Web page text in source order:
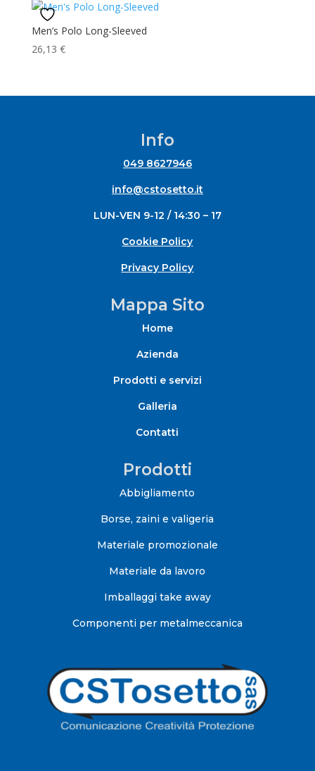
Men’s Polo Long-Sleeved
26,13 €
Info
049 8627946
info@cstosetto.it
LUN-VEN 9-12 / 14:30 – 17
Cookie Policy
Privacy Policy
Mappa Sito
Home
Azienda
Prodotti e servizi
Galleria
Contatti
Prodotti
Abbigliamento
Borse, zaini e valigeria
Materiale promozionale
Materiale da lavoro
Imballaggi take away
Componenti per metalmeccanica